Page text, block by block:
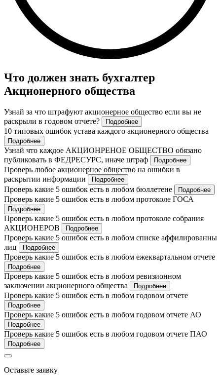
Что должен знать бухгалтер
Акционерного общества
Узнай за что штрафуют акционерное общество если вы не
раскрыли в годовом отчете?
Подробнее
10 типовых ошибок устава каждого акционерного общества
Подробнее
Узнай что каждое АКЦИОНРЕНОЕ ОБЩЕСТВО обязано
публиковать в ФЕДРЕСУРС, иначе штраф
Подробнее
Проверь любое акционерное общество на ошибки в
раскрытии информации
Подробнее
Проверь какие 5 ошибок есть в любом бюллетене Подробнее
Проверь какие 5 ошибок есть в любом протоколе ГОСА
Подробнее
Проверь какие 5 ошибок есть в любом протоколе собрания
АКЦИОНЕРОВ
Подробнее
Проверь какие 5 ошибок есть в любом списке аффилированны
лиц
Подробнее
Проверь какие 5 ошибок есть в любом ежеквартальном отчете
Подробнее
Проверь какие 5 ошибок есть в любом ревизионном
заключении акционерного общества
Подробнее
Проверь какие 5 ошибок есть в любом годовом отчете
Подробнее
Проверь какие 5 ошибок есть в любом годовом отчете АО
Подробнее
Проверь какие 5 ошибок есть в любом годовом отчете ПАО
Подробнее
Оставьте заявку